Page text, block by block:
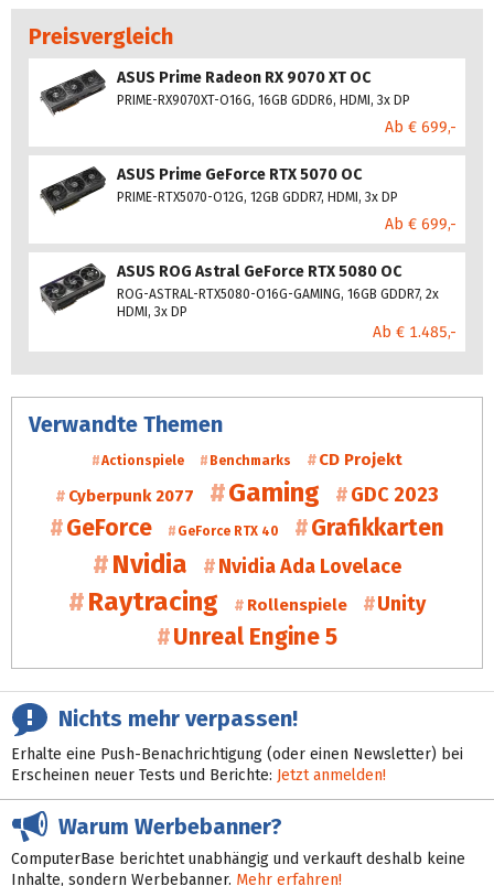
Preisvergleich
ASUS Prime Radeon RX 9070 XT OC
PRIME-RX9070XT-O16G, 16GB GDDR6, HDMI, 3x DP
Ab € 699,-
ASUS Prime GeForce RTX 5070 OC
PRIME-RTX5070-O12G, 12GB GDDR7, HDMI, 3x DP
Ab € 699,-
ASUS ROG Astral GeForce RTX 5080 OC
ROG-ASTRAL-RTX5080-O16G-GAMING, 16GB GDDR7, 2x
HDMI, 3x DP
Ab € 1.485,-
Verwandte Themen
Actionspiele Benchmarks
CD Projekt
Cyberpunk 2077
Gaming GDC 2023
GeForce GeForce RTX 40 Grafikkarten
Nvidia Nvidia Ada Lovelace
Raytracing Rollenspiele Unity
Unreal Engine 5
Nichts mehr verpassen!
Erhalte eine Push-Benachrichtigung (oder einen Newsletter) bei
Erscheinen neuer Tests und Berichte: Jetzt anmelden!
Warum Werbebanner?
ComputerBase berichtet unabhängig und verkauft deshalb keine
Inhalte, sondern Werbebanner. Mehr erfahren!